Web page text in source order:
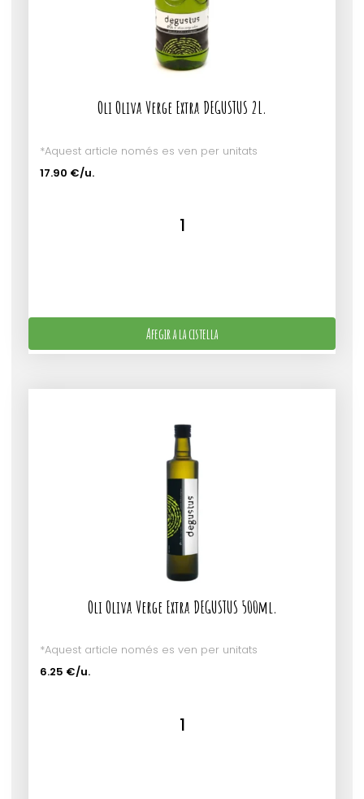
Oli Oliva Verge Extra DEGUSTUS 2L.
*Aquest article només es ven per unitats
17.90 €/u.
Afegir a la cistella
Oli Oliva Verge Extra DEGUSTUS 500ml.
*Aquest article només es ven per unitats
6.25 €/u.